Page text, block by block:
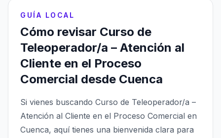
GUÍA LOCAL
Cómo revisar Curso de
Teleoperador/a – Atención al
Cliente en el Proceso
Comercial desde Cuenca
Si vienes buscando Curso de Teleoperador/a –
Atención al Cliente en el Proceso Comercial en
Cuenca, aquí tienes una bienvenida clara para